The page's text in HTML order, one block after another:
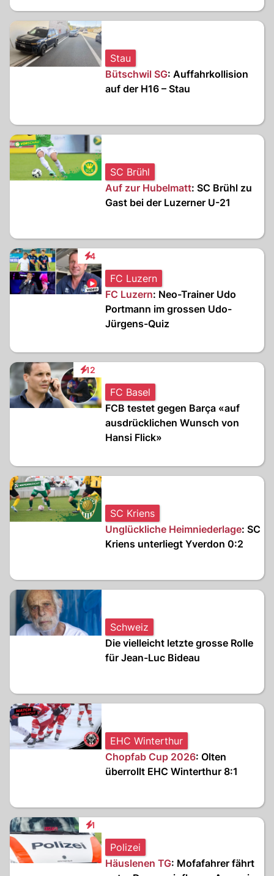
Stau
Bütschwil SG: Auffahrkollision
auf der H16 – Stau
SC Brühl
Auf zur Hubelmatt: SC Brühl zu
Gast bei der Luzerner U-21
4
Interaktionen
FC Luzern
FC Luzern: Neo-Trainer Udo
Portmann im grossen Udo-
Jürgens-Quiz
12
Interaktionen
FC Basel
FCB testet gegen Barça «auf
ausdrücklichen Wunsch von
Hansi Flick»
SC Kriens
Unglückliche Heimniederlage: SC
Kriens unterliegt Yverdon 0:2
Schweiz
Die vielleicht letzte grosse Rolle
für Jean-Luc Bideau
EHC Winterthur
Chopfab Cup 2026: Olten
überrollt EHC Winterthur 8:1
1
Interaktionen
Polizei
Häuslenen TG: Mofafahrer fährt